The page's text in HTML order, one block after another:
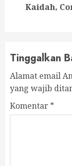
post:Kaidah,
Tinggalkan
Alamat email
yang wajib
Komentar *